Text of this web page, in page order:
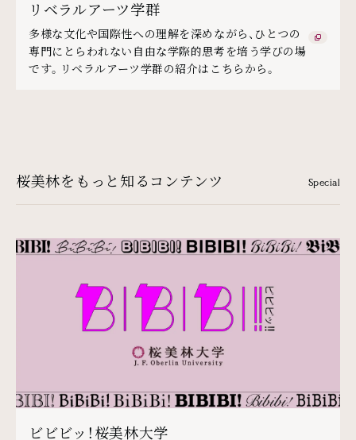
リベラルアーツ学群
多様な文化や国際性への理解を深めながら、ひとつの
専門にとらわれない自由な学際的思考を培う学びの場
です。リベラルアーツ学群の紹介はこちらから。
桜美林をもっと知るコンテンツ Special
ビビビッ！桜美林大学